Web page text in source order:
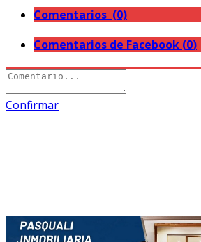
Comentarios (0)
Comentarios de Facebook (0)
Confirmar